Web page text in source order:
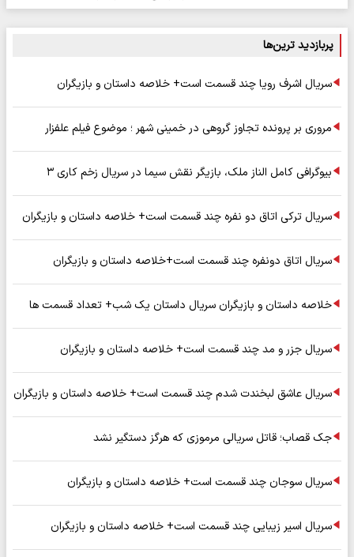
پربازدید ترین‌ها
سریال اشرف رویا چند قسمت است+ خلاصه داستان و بازیگران
مروری بر پرونده تجاوز گروهی در خمینی شهر ؛ موضوع فیلم علفزار
بیوگرافی کامل الناز ملک، بازیگر نقش سیما در سریال زخم کاری ۳
سریال ترکی اتاق دو نفره چند قسمت است+ خلاصه داستان و بازیگران
سریال اتاق دونفره چند قسمت است+خلاصه داستان و بازیگران
خلاصه داستان و بازیگران سریال داستان یک شب+ تعداد قسمت ها
سریال جزر و مد چند قسمت است+ خلاصه داستان و بازیگران
سریال عاشق لبخندت شدم چند قسمت است+ خلاصه داستان و بازیگران
جک قصاب؛ قاتل سریالی مرموزی که هرگز دستگیر نشد
سریال سوجان چند قسمت است+ خلاصه داستان و بازیگران
سریال اسیر زیبایی چند قسمت است+ خلاصه داستان و بازیگران